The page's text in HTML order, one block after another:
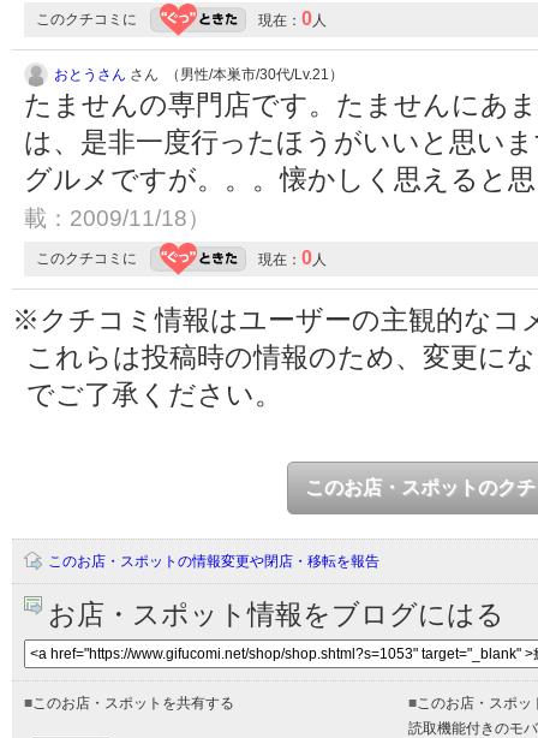
このクチコミに 現在： 0人
おとうさん さん （男性/本巣市/30代/Lv.21）
たませんの専門店です。たませんにあ
は、是非一度行ったほうがいいと思い
グルメですが。。。懐かしく思えると
載：2009/11/18）
このクチコミに 現在： 0人
※クチコミ情報はユーザーの主観的なコ
これらは投稿時の情報のため、変更に
でご了承ください。
このお店・スポットのク
このお店・スポットの情報変更や閉店・移転を報告
お店・スポット情報をブログにはる
■このお店・スポットを共有する ■このお店・スポッ
読取機能付きのモ